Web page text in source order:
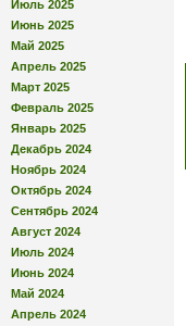
Июль 2025
Июнь 2025
Май 2025
Апрель 2025
Март 2025
Февраль 2025
Январь 2025
Декабрь 2024
Ноябрь 2024
Октябрь 2024
Сентябрь 2024
Август 2024
Июль 2024
Июнь 2024
Май 2024
Апрель 2024